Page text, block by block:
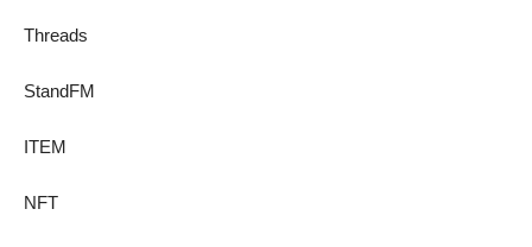
Threads
StandFM
ITEM
NFT